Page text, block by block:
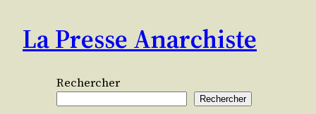
contenu
La Presse Anarchiste
Rechercher
Rechercher